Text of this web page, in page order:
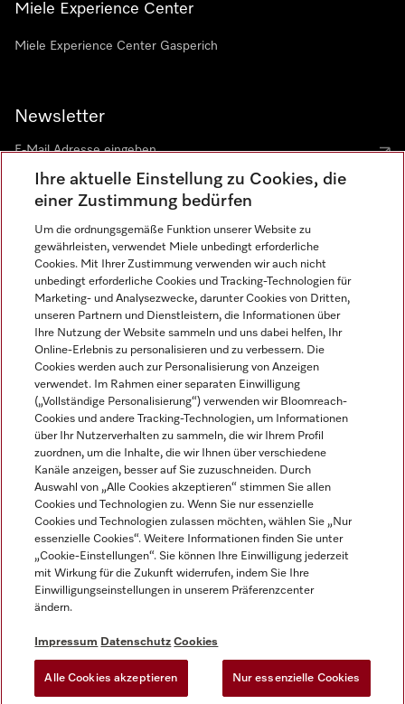
Miele Experience Center
Miele Experience Center Gasperich
Newsletter
Sprache
DEUTSCH
Impressum
AGB
Datenschutz
Nutzungsbedingungen
Gesetzen über digitale Dienste
Cookie-Einstellungen
Miele auf Instagram
Miele auf Youtube
Ihre aktuelle Einstellung zu Cookies, die
einer Zustimmung bedürfen
Um die ordnungsgemäße Funktion unserer Website zu
gewährleisten, verwendet Miele unbedingt erforderliche
Cookies. Mit Ihrer Zustimmung verwenden wir auch nicht
unbedingt erforderliche Cookies und Tracking-Technologien für
Marketing- und Analysezwecke, darunter Cookies von Dritten,
unseren Partnern und Dienstleistern, die Informationen über
Ihre Nutzung der Website sammeln und uns dabei helfen, Ihr
Online-Erlebnis zu personalisieren und zu verbessern. Die
Cookies werden auch zur Personalisierung von Anzeigen
verwendet. Im Rahmen einer separaten Einwilligung
(„Vollständige Personalisierung“) verwenden wir Bloomreach-
Cookies und andere Tracking-Technologien, um Informationen
über Ihr Nutzerverhalten zu sammeln, die wir Ihrem Profil
zuordnen, um die Inhalte, die wir Ihnen über verschiedene
Kanäle anzeigen, besser auf Sie zuzuschneiden. Durch
Auswahl von „Alle Cookies akzeptieren“ stimmen Sie allen
Cookies und Technologien zu. Wenn Sie nur essenzielle
Cookies und Technologien zulassen möchten, wählen Sie „Nur
essenzielle Cookies“. Weitere Informationen finden Sie unter
„Cookie-Einstellungen“. Sie können Ihre Einwilligung jederzeit
mit Wirkung für die Zukunft widerrufen, indem Sie Ihre
Einwilligungseinstellungen in unserem Präferenzcenter
ändern.
Impressum Datenschutz Cookies
Alle Cookies akzeptieren Nur essenzielle Cookies